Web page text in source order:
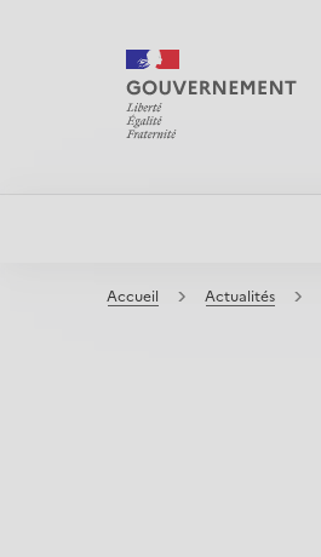
F
Accueil Actualités